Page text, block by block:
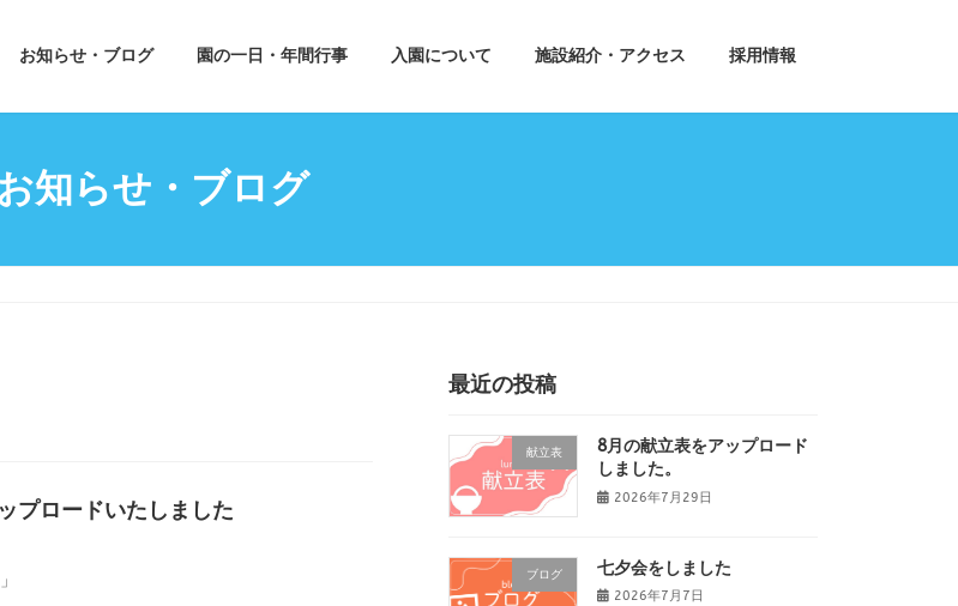
お知らせ・ブログ 園の一日・年間行事 入園について 施設紹介・アクセス 採用情報
知らせ・ブログ
プロードいたしました
最近の投稿
献立表
8月の献立表をアップロード
しました。
2026年7月29日
ブログ 七夕会をしました
2026年7月7日